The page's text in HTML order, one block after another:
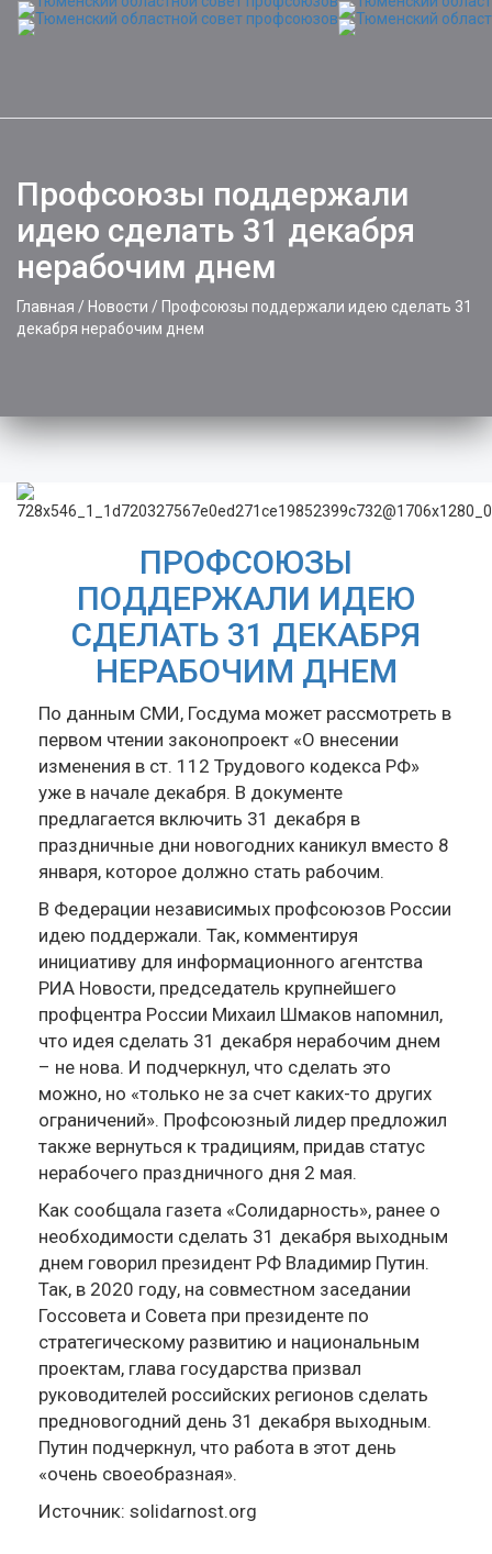
Профсоюзы поддержали
идею сделать 31 декабря
нерабочим днем
Главная / Новости / Профсоюзы поддержали идею сделать 31
декабря нерабочим днем
ПРОФСОЮЗЫ
ПОДДЕРЖАЛИ ИДЕЮ
СДЕЛАТЬ 31 ДЕКАБРЯ
НЕРАБОЧИМ ДНЕМ
По данным СМИ, Госдума может рассмотреть в
первом чтении законопроект «О внесении
изменения в ст. 112 Трудового кодекса РФ»
уже в начале декабря. В документе
предлагается включить 31 декабря в
праздничные дни новогодних каникул вместо 8
января, которое должно стать рабочим.
В Федерации независимых профсоюзов России
идею поддержали. Так, комментируя
инициативу для информационного агентства
РИА Новости, председатель крупнейшего
профцентра России Михаил Шмаков напомнил,
что идея сделать 31 декабря нерабочим днем
– не нова. И подчеркнул, что сделать это
можно, но «только не за счет каких-то других
ограничений». Профсоюзный лидер предложил
также вернуться к традициям, придав статус
нерабочего праздничного дня 2 мая.
Как сообщала газета «Солидарность», ранее о
необходимости сделать 31 декабря выходным
днем говорил президент РФ Владимир Путин.
Так, в 2020 году, на совместном заседании
Госсовета и Совета при президенте по
стратегическому развитию и национальным
проектам, глава государства призвал
руководителей российских регионов сделать
предновогодний день 31 декабря выходным.
Путин подчеркнул, что работа в этот день
«очень своеобразная».
Источник: solidarnost.org